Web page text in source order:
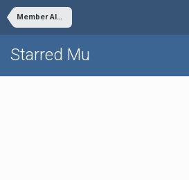
Member Albums
Starred Mu